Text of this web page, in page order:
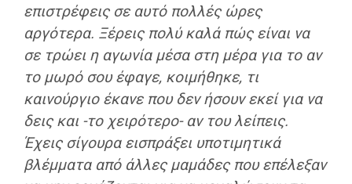
επιστρέφεις σε αυτό πολλές ώρες
αργότερα. Ξέρεις πολύ καλά πώς είναι να
σε τρώει η αγωνία μέσα στη μέρα για το αν
το μωρό σου έφαγε, κοιμήθηκε, τι
καινούργιο έκανε που δεν ήσουν εκεί για να
δεις και -το χειρότερο- αν του λείπεις.
Έχεις σίγουρα εισπράξει υποτιμητικά
βλέμματα από άλλες μαμάδες που επέλεξαν